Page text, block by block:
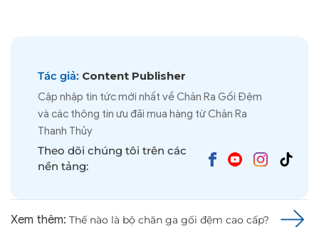
Tác giả: Content Publisher
Cập nhập tin tức mới nhất về Chăn Ra Gối Đệm
và các thông tin ưu đãi mua hàng từ Chăn Ra
Thanh Thủy
Theo dõi chúng tôi trên các
nền tảng:
Xem thêm: Thế nào là bộ chăn ga gối đệm cao cấp?